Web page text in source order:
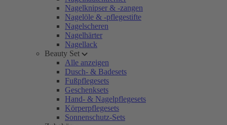
Nagelknipser & -zangen
Nagelöle & -pflegestifte
Nagelscheren
Nagelhärter
Nagellack
Beauty Set
Alle anzeigen
Dusch- & Badesets
Fußpflegesets
Geschenksets
Hand- & Nagelpflegesets
Körperpflegesets
Sonnenschutz-Sets